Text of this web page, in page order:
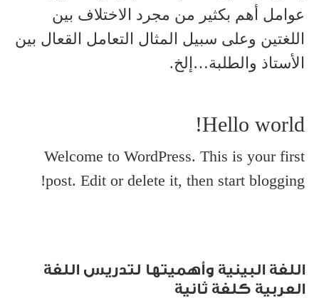
عوامل أهم بكثير من مجرد الاختلاف بين
اللغتين وعلى سبيل المثال التعامل القعال بين
الأستاذ والطلبة…إلخ.
Hello world!
Welcome to WordPress. This is your first
post. Edit or delete it, then start blogging!
اللغة البينية وأهميتها لتدريس اللغة
العربية كلغة ثانية